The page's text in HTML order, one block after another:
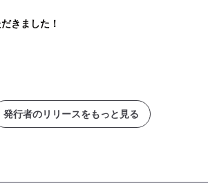
きました！
発行者のリリースをもっと見る